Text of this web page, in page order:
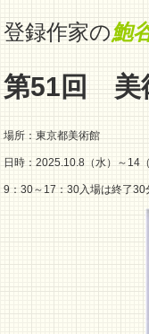
登録作家の鮑
第51回 美
場所：東京都美術館
日時：2025.10.8（水）～14
9：30～17：30入場は終了